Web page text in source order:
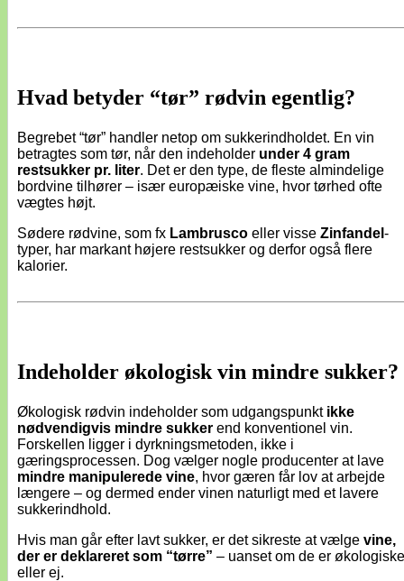
Hvad betyder “tør” rødvin egentlig?
Begrebet “tør” handler netop om sukkerindholdet. En vin
betragtes som tør, når den indeholder under 4 gram
restsukker pr. liter. Det er den type, de fleste almindelige
bordvine tilhører – især europæiske vine, hvor tørhed ofte
vægtes højt.
Sødere rødvine, som fx Lambrusco eller visse Zinfandel -
typer, har markant højere restsukker og derfor også flere
kalorier.
Indeholder økologisk vin mindre sukker?
Økologisk rødvin indeholder som udgangspunkt ikke
nødvendigvis mindre sukker end konventionel vin.
Forskellen ligger i dyrkningsmetoden, ikke i
gæringsprocessen. Dog vælger nogle producenter at lave
mindre manipulerede vine, hvor gæren får lov at arbejde
længere – og dermed ender vinen naturligt med et lavere
sukkerindhold.
Hvis man går efter lavt sukker, er det sikreste at vælge vine,
der er deklareret som “tørre” – uanset om de er økologiske
eller ej.